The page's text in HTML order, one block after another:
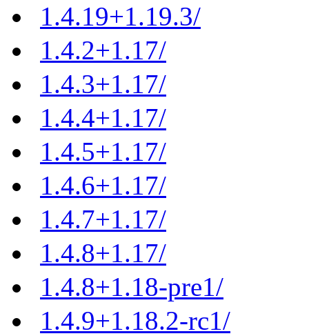
1.4.19+1.19.3/
1.4.2+1.17/
1.4.3+1.17/
1.4.4+1.17/
1.4.5+1.17/
1.4.6+1.17/
1.4.7+1.17/
1.4.8+1.17/
1.4.8+1.18-pre1/
1.4.9+1.18.2-rc1/